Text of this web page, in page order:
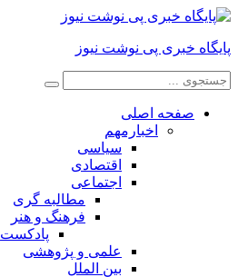
پایگاه خبری پی نوشت نیوز
صفحه اصلی
اخبارمهم
سیاسی
اقتصادی
اجتماعی
مطالبه گری
فرهنگ و هنر
پادکست
علمی و پژوهشی
بین الملل